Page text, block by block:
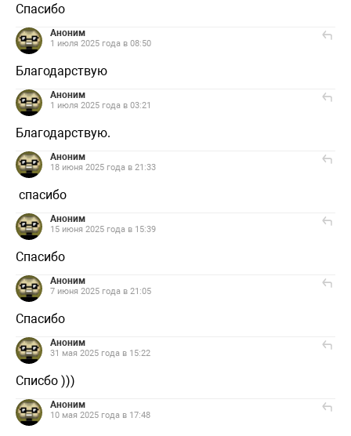
Спасибо
Аноним
1 июля 2025 года в 08:50
Благодарствую
Аноним
1 июля 2025 года в 03:21
Благодарствую.
Аноним
18 июня 2025 года в 21:33
спасибо
Аноним
15 июня 2025 года в 15:39
Спасибо
Аноним
7 июня 2025 года в 21:05
Спасибо
Аноним
31 мая 2025 года в 15:22
Списбо )))
Аноним
10 мая 2025 года в 17:48